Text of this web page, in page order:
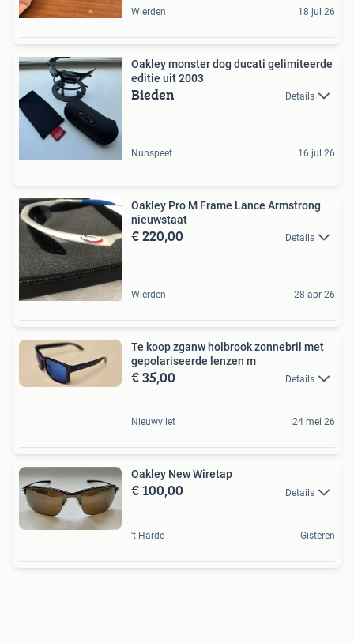
Wierden 18 jul 26
Oakley monster dog ducati gelimiteerde
editie uit 2003
Bieden Details
Nunspeet 16 jul 26
Oakley Pro M Frame Lance Armstrong
nieuwstaat
€ 220,00 Details
Wierden 28 apr 26
Te koop zganw holbrook zonnebril met
gepolariseerde lenzen m
€ 35,00 Details
Nieuwvliet 24 mei 26
Oakley New Wiretap
€ 100,00 Details
't Harde Gisteren